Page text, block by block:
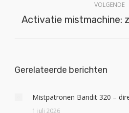
VOLGENDE
Activatie mistmachine:
Gerelateerde berichten
Mistpatronen Bandit 320 –
1 juli 2026